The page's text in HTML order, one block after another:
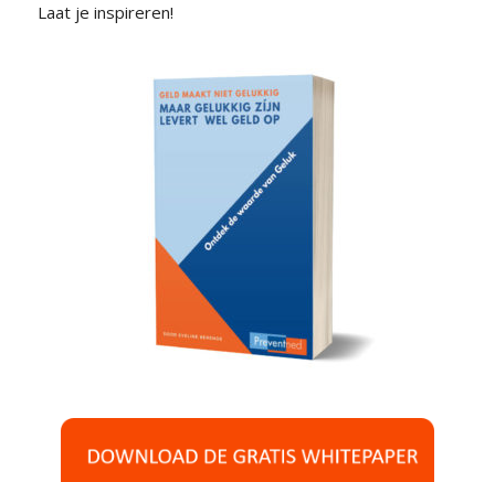
Laat je inspireren!